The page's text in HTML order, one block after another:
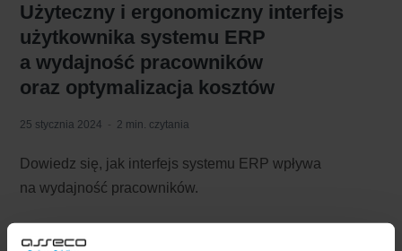
Użyteczny i ergonomiczny interfejs
użytkownika systemu ERP
a wydajność pracowników
oraz optymalizacja kosztów
25 stycznia 2024 2 min. czytania
Dowiedz się, jak interfejs systemu ERP wpływa
na wydajność pracowników.